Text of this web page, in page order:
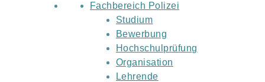
Fachbereich Polizei
Studium
Bewerbung
Hochschulprüfung
Organisation
Lehrende